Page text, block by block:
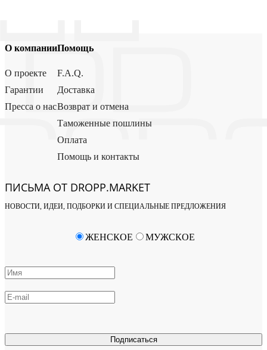
О компании
О проекте
Гарантии
Пресса о нас
Помощь
F.A.Q.
Доставка
Возврат и отмена
Таможенные пошлины
Оплата
Помощь и контакты
ПИСЬМА ОТ DROPP.MARKET
НОВОСТИ, ИДЕИ, ПОДБОРКИ И СПЕЦИАЛЬНЫЕ ПРЕДЛОЖЕНИЯ
Подписаться
ЖЕНСКОЕ МУЖСКОЕ